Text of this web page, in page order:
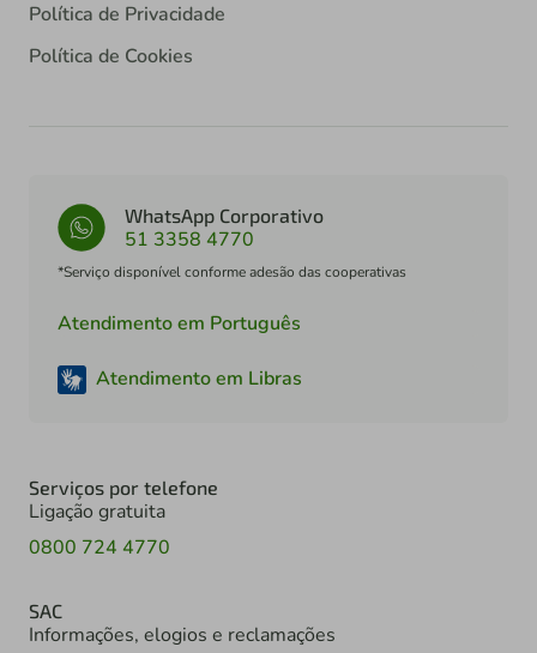
Política de Privacidade
Política de Cookies
WhatsApp Corporativo
51 3358 4770
*Serviço disponível conforme adesão das cooperativas
Atendimento em Português
Atendimento em Libras
Serviços por telefone
Ligação gratuita
0800 724 4770
SAC
Informações, elogios e reclamações